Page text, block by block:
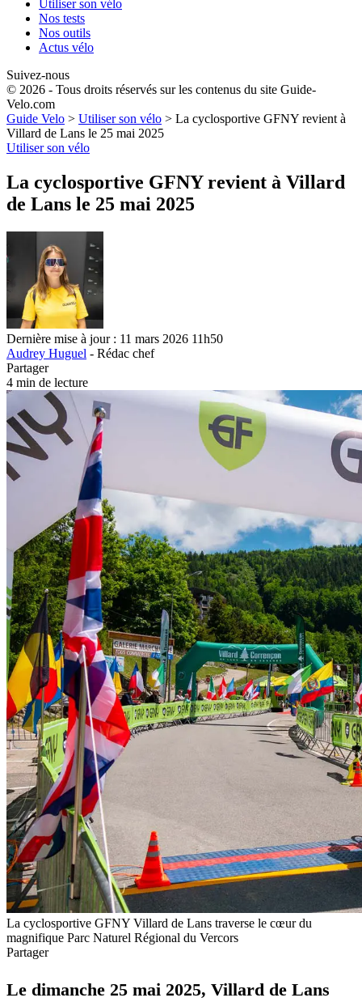
Utiliser son vélo
Nos tests
Nos outils
Actus vélo
Suivez-nous
© 2026 - Tous droits réservés sur les contenus du site Guide-
Velo.com
Guide Velo > Utiliser son vélo > La cyclosportive GFNY revient à
Villard de Lans le 25 mai 2025
Utiliser son vélo
La cyclosportive GFNY revient à Villard
de Lans le 25 mai 2025
Dernière mise à jour : 11 mars 2026 11h50
Audrey Huguel - Rédac chef
Partager
4 min de lecture
La cyclosportive GFNY Villard de Lans traverse le cœur du
magnifique Parc Naturel Régional du Vercors
Partager
Le dimanche 25 mai 2025, Villard de Lans